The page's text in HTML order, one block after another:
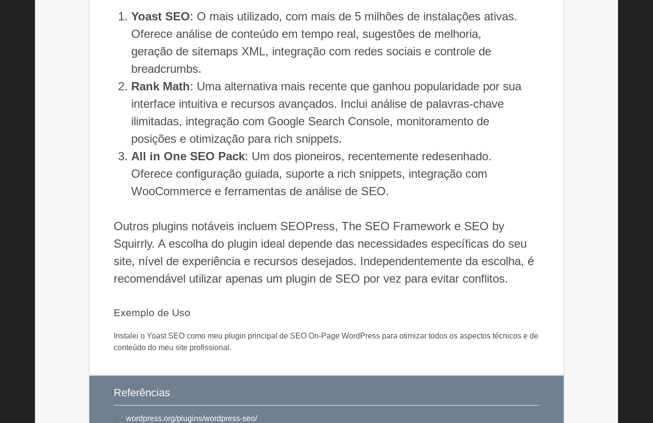
Yoast SEO: O mais utilizado, com mais de 5 milhões de instalações ativas.
Oferece análise de conteúdo em tempo real, sugestões de melhoria,
geração de sitemaps XML, integração com redes sociais e controle de
breadcrumbs.
Rank Math: Uma alternativa mais recente que ganhou popularidade por sua
interface intuitiva e recursos avançados. Inclui análise de palavras-chave
ilimitadas, integração com Google Search Console, monitoramento de
posições e otimização para rich snippets.
All in One SEO Pack: Um dos pioneiros, recentemente redesenhado.
Oferece configuração guiada, suporte a rich snippets, integração com
WooCommerce e ferramentas de análise de SEO.
Outros plugins notáveis incluem SEOPress, The SEO Framework e SEO by
Squirrly. A escolha do plugin ideal depende das necessidades específicas do seu
site, nível de experiência e recursos desejados. Independentemente da escolha, é
recomendável utilizar apenas um plugin de SEO por vez para evitar conflitos.
Exemplo de Uso
Instalei o Yoast SEO como meu plugin principal de SEO On-Page WordPress para otimizar todos os aspectos técnicos e de
conteúdo do meu site profissional.
Referências
wordpress.org/plugins/wordpress-seo/